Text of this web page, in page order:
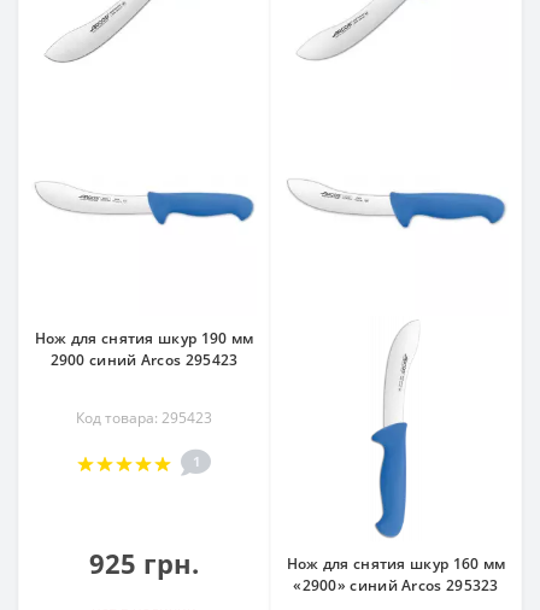
Нож для снятия шкур 190 мм
2900 синий Arcos 295423
Код товара: 295423
1
925 грн.
Нож для снятия шкур 160 мм
«2900» синий Arcos 295323